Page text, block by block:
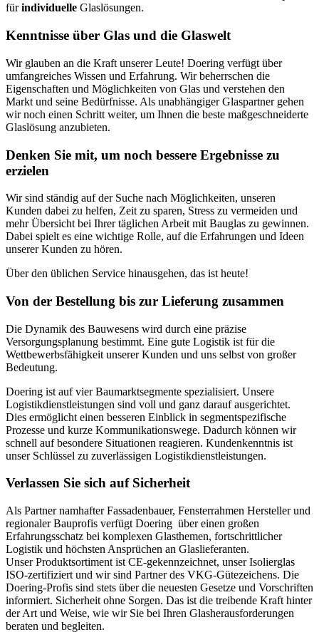
fürindividuelle Glaslösungen.
Kenntnisse über Glas und die Glaswelt
Wir glauben an die Kraft unserer Leute! Doering verfügt über
umfangreiches Wissen und Erfahrung. Wir beherrschen die
Eigenschaften und Möglichkeiten von Glas und verstehen den
Markt und seine Bedürfnisse. Als unabhängiger Glaspartner gehen
wir noch einen Schritt weiter, um Ihnen die beste maßgeschneiderte
Glaslösung anzubieten.
Denken Sie mit, um noch bessere Ergebnisse zu
erzielen
Wir sind ständig auf der Suche nach Möglichkeiten, unseren
Kunden dabei zu helfen, Zeit zu sparen, Stress zu vermeiden und
mehr Übersicht bei Ihrer täglichen Arbeit mit Bauglas zu gewinnen.
Dabei spielt es eine wichtige Rolle, auf die Erfahrungen und Ideen
unserer Kunden zu hören.
Über den üblichen Service hinausgehen, das ist heute!
Von der Bestellung bis zur Lieferung zusammen
Die Dynamik des Bauwesens wird durch eine präzise
Versorgungsplanung bestimmt. Eine gute Logistik ist für die
Wettbewerbsfähigkeit unserer Kunden und uns selbst von großer
Bedeutung.
Doering ist auf vier Baumarktsegmente spezialisiert. Unsere
Logistikdienstleistungen sind voll und ganz darauf ausgerichtet.
Dies ermöglicht einen besseren Einblick in segmentspezifische
Prozesse und kurze Kommunikationswege. Dadurch können wir
schnell auf besondere Situationen reagieren. Kundenkenntnis ist
unser Schlüssel zu zuverlässigen Logistikdienstleistungen.
Verlassen Sie sich auf Sicherheit
Als Partner namhafter Fassadenbauer, Fensterrahmen Hersteller und
regionaler Bauprofis verfügt Doering über einen großen
Erfahrungsschatz bei komplexen Glasthemen, fortschrittlicher
Logistik und höchsten Ansprüchen an Glaslieferanten.
Unser Produktsortiment ist CE-gekennzeichnet, unser Isolierglas
ISO-zertifiziert und wir sind Partner des VKG-Gütezeichens. Die
Doering-Profis sind stets über die neuesten Gesetze und Vorschriften
informiert. Sicherheit ohne Sorgen. Das ist die treibende Kraft hinter
der Art und Weise, wie wir Sie bei Ihren Glasherausforderungen
beraten und begleiten.